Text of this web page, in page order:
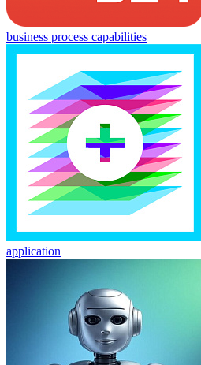
business process capabilities
application